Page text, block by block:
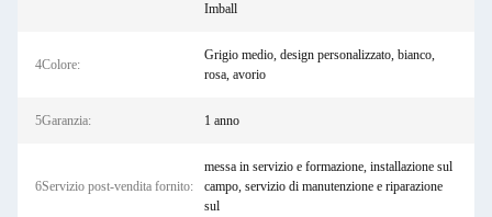
Imball
4Colore:
Grigio medio, design personalizzato, bianco,
rosa, avorio
5Garanzia: 1 anno
6Servizio post-vendita fornito:
messa in servizio e formazione, installazione sul
campo, servizio di manutenzione e riparazione
sul